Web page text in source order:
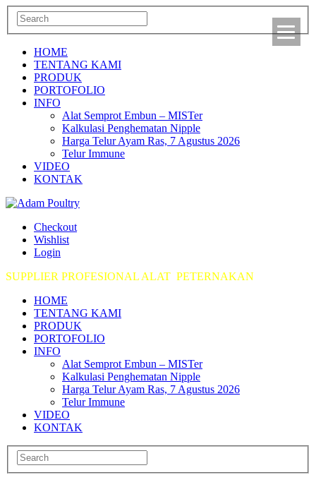
HOME
TENTANG KAMI
PRODUK
PORTOFOLIO
INFO
Alat Semprot Embun – MISTer
Kalkulasi Penghematan Nipple
Harga Telur Ayam Ras, 7 Agustus 2026
Telur Immune
VIDEO
KONTAK
Checkout
Wishlist
Login
SUPPLIER PROFESIONAL ALAT PETERNAKAN
HOME
TENTANG KAMI
PRODUK
PORTOFOLIO
INFO
Alat Semprot Embun – MISTer
Kalkulasi Penghematan Nipple
Harga Telur Ayam Ras, 7 Agustus 2026
Telur Immune
VIDEO
KONTAK